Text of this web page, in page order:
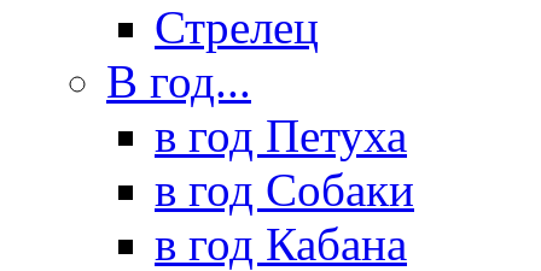
Стрелец
В год...
в год Петуха
в год Собаки
в год Кабана